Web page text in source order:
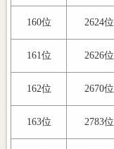
160位 2624位
161位 2626位
162位 2670位
163位 2783位